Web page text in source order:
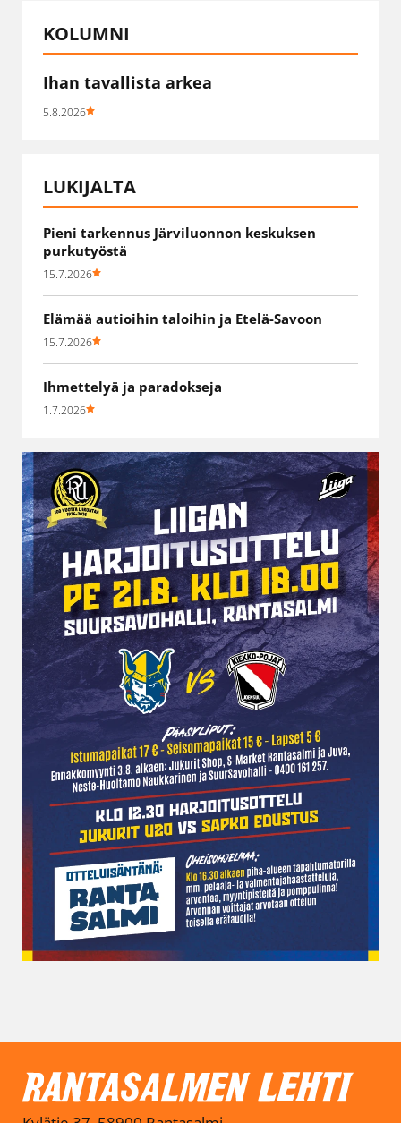
KOLUMNI
Ihan tavallista arkea
5.8.2026
LUKIJALTA
Pieni tarkennus Järviluonnon keskuksen
purkutyöstä
15.7.2026
Elämää autioihin taloihin ja Etelä-Savoon
15.7.2026
Ihmettelyä ja paradokseja
1.7.2026